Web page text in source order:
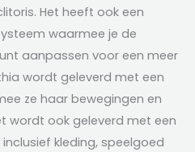
Het heeft ook een
waarmee je de
aanpassen voor een meer
wordt geleverd met een
ze haar bewegingen en
wordt ook geleverd met een
kleding, speelgoed